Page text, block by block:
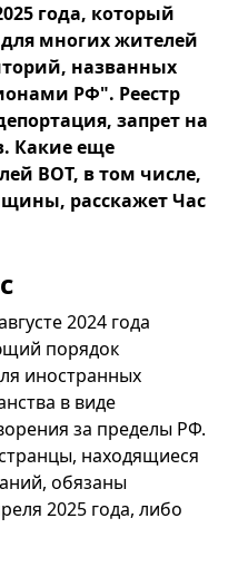
года, который
многих жителей
названных
РФ". Реестр
запрет на
Какие еще
ВОТ, в том числе,
расскажет Час
2024 года
порядок
иностранных
в виде
за пределы РФ.
находящиеся
обязаны
2025 года, либо